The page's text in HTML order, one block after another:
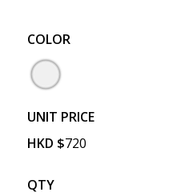
COLOR
UNIT PRICE
HKD $720
QTY